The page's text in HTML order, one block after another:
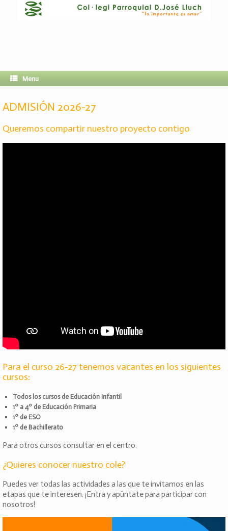
Menu
ADMISIÓN 2026-27
Queremos compartir nuestro proyecto contigo
Para el curso 26-27 tenemos vacantes en los siguientes
cursos:
Todos los cursos de Educación Infantil
1º a 4º de Educación Primaria
1º de ESO
1º de Bachillerato
Para otros cursos consultar en el centro.
¿Quieres conocer nuestro cole?
Puedes ver todas las actividades a las que te invitamos en las
etapas que te interesen. ¡Entra y apúntate para participar con
nosotros!